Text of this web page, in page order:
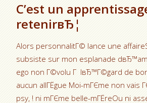
C’est un
retenirвЂ¦
Alors personnalitГ© lance une
subsiste sur mon esplanade
ego non Г©volu Г lвЂ™Г©gard de
aucun allГЁgue Moi-mГЄme non vais
psy, ! ni mГЄme belle-mГЁreOu ni